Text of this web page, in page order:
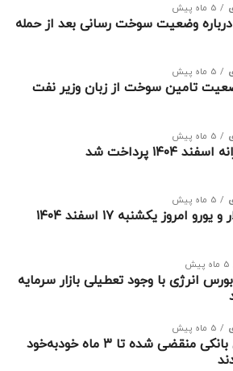
5 ماه پیش
وضعیت سوخت رسانی بعد از حمله
5 ماه پیش
تامین سوخت از زبان وزیر نفت
5 ماه پیش
۱۴۰۴ پرداخت شد
5 ماه پیش
امروز یکشنبه ۱۷ اسفند ۱۴۰۴
5 ماه پیش
انرژی با وجود تعطیلی بازار سرمایه
5 ماه پیش
کارت‌های بانکی منقضی شده تا ۳ ماه خودبه‌خود